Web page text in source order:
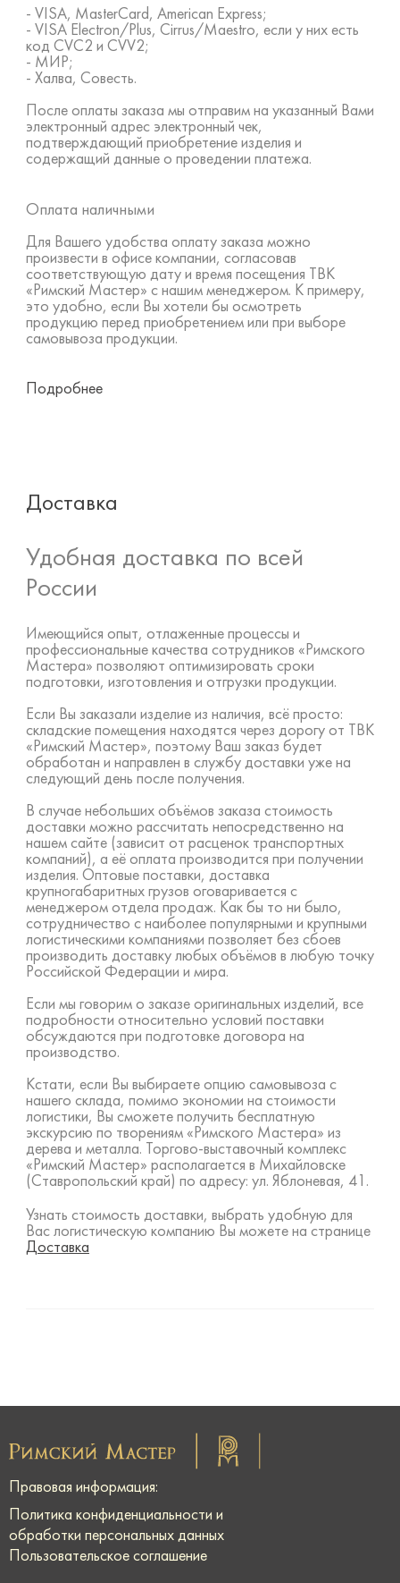
- VISA, MasterCard, American Express;
- VISA Electron/Plus, Cirrus/Maestro, если у них есть
код CVC2 и CVV2;
- МИР;
- Халва, Совесть.
После оплаты заказа мы отправим на указанный Вами
электронный адрес электронный чек,
подтверждающий приобретение изделия и
содержащий данные о проведении платежа.
Оплата наличными
Для Вашего удобства оплату заказа можно
произвести в офисе компании, согласовав
соответствующую дату и время посещения ТВК
«Римский Мастер» с нашим менеджером. К примеру,
это удобно, если Вы хотели бы осмотреть
продукцию перед приобретением или при выборе
самовывоза продукции.
Подробнее
Доставка
Удобная доставка по всей
России
Имеющийся опыт, отлаженные процессы и
профессиональные качества сотрудников «Римского
Мастера» позволяют оптимизировать сроки
подготовки, изготовления и отгрузки продукции.
Если Вы заказали изделие из наличия, всё просто:
складские помещения находятся через дорогу от ТВК
«Римский Мастер», поэтому Ваш заказ будет
обработан и направлен в службу доставки уже на
следующий день после получения.
В случае небольших объёмов заказа стоимость
доставки можно рассчитать непосредственно на
нашем сайте (зависит от расценок транспортных
компаний), а её оплата производится при получении
изделия. Оптовые поставки, доставка
крупногабаритных грузов оговаривается с
менеджером отдела продаж. Как бы то ни было,
сотрудничество с наиболее популярными и крупными
логистическими компаниями позволяет без сбоев
производить доставку любых объёмов в любую точку
Российской Федерации и мира.
Если мы говорим о заказе оригинальных изделий, все
подробности относительно условий поставки
обсуждаются при подготовке договора на
производство.
Кстати, если Вы выбираете опцию самовывоза с
нашего склада, помимо экономии на стоимости
логистики, Вы сможете получить бесплатную
экскурсию по творениям «Римского Мастера» из
дерева и металла. Торгово-выставочный комплекс
«Римский Мастер» располагается в Михайловске
(Ставропольский край) по адресу: ул. Яблоневая, 41.
Узнать стоимость доставки, выбрать удобную для
Вас логистическую компанию Вы можете на странице
Доставка
Правовая информация:
Политика конфиденциальности и
обработки персональных данных
Пользовательское соглашение